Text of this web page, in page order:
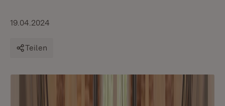
19.04.2024
Teilen